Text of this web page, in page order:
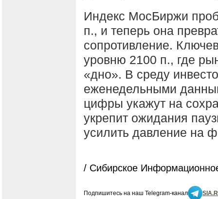
Индекс МосБиржи
п., и теперь она
сопротивление.
уровню 2100 п., где
«дно». В среду
еженедельными
цифры укажут на
укрепит ожидания
усилить давление на
/ Сибирское
Подпишитесь на наш Telegram-канал